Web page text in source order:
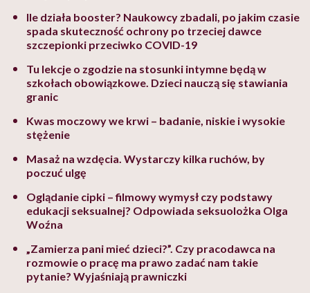
Ile działa booster? Naukowcy zbadali, po jakim czasie
spada skuteczność ochrony po trzeciej dawce
szczepionki przeciwko COVID-19
Tu lekcje o zgodzie na stosunki intymne będą w
szkołach obowiązkowe. Dzieci nauczą się stawiania
granic
Kwas moczowy we krwi – badanie, niskie i wysokie
stężenie
Masaż na wzdęcia. Wystarczy kilka ruchów, by
poczuć ulgę
Oglądanie cipki – filmowy wymysł czy podstawy
edukacji seksualnej? Odpowiada seksuolożka Olga
Woźna
„Zamierza pani mieć dzieci?”. Czy pracodawca na
rozmowie o pracę ma prawo zadać nam takie
pytanie? Wyjaśniają prawniczki